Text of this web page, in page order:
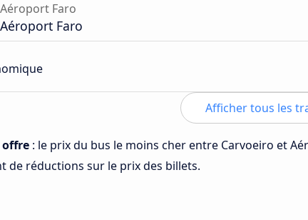
Aéroport Faro
Aéroport Faro
Afficher tous les
offre : le prix du bus le moins cher entre Carvoeiro et
de réductions sur le prix des billets.